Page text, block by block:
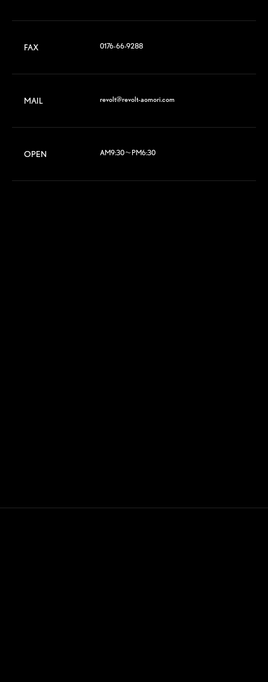
FAX 0176-66-9288
MAIL revolt@revolt-aomori.com
OPEN AM9:30～PM6:30